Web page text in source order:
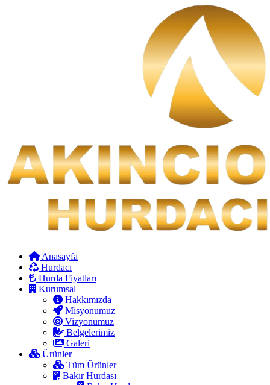
Anasayfa
Hurdacı
Hurda Fiyatları
Kurumsal
Hakkımızda
Misyonumuz
Vizyonumuz
Belgelerimiz
Galeri
Ürünler
Tüm Ürünler
Bakır Hurdası